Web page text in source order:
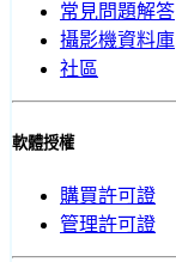
常見問題解答
攝影機資料庫
社區
軟體授權
購買許可證
管理許可證